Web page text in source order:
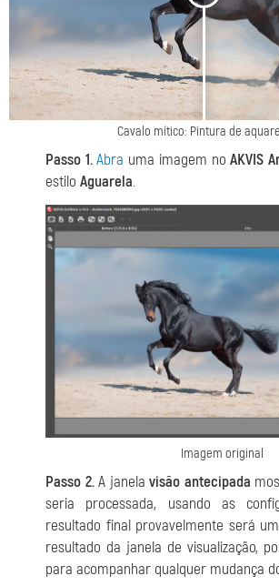
Cavalo mítico: Pintura de
Passo 1. Abra uma imagem noAKVIS
estilo Aguarela.
Imagem original
Passo 2.A janelavisão antecipada
seria processada, usando as
resultado final provavelmente será
resultado da janela de visualização,
para acompanhar qualquer mudança